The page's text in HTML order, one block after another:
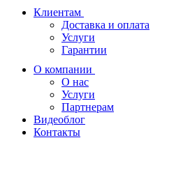
Клиентам
Доставка и оплата
Услуги
Гарантии
О компании
О нас
Услуги
Партнерам
Видеоблог
Контакты